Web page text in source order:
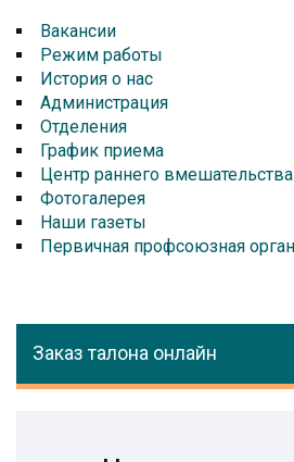
Вакансии
Режим работы
История о нас
Администрация
Отделения
График приема
Центр раннего вмешательства
Фотогалерея
Наши газеты
Первичная профсоюзная
Заказ талона онлайн